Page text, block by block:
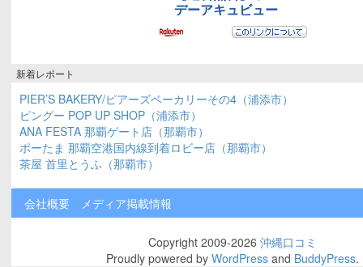
新着レポート
PIER’S BAKERY/ピアーズベーカリーその4（浦添市）
ピングー POP UP SHOP（浦添市）
ANA FESTA 那覇ゲート店（那覇市）
ポーたま 那覇空港国内線到着ロビー店（那覇市）
茶屋 首里とうふ（那覇市）
会社概要 メディア掲載情報
Copyright 2009-2026 沖縄口コミ
Proudly powered by WordPressand BuddyPress.